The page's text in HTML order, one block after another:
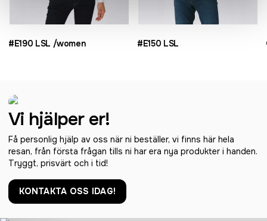
#E190 LSL /women #E150 LSL
Vi hjälper er!
Få personlig hjälp av oss när ni beställer, vi finns här hela
resan, från första frågan tills ni har era nya produkter i handen.
Tryggt, prisvärt och i tid!
KONTAKTA OSS IDAG!